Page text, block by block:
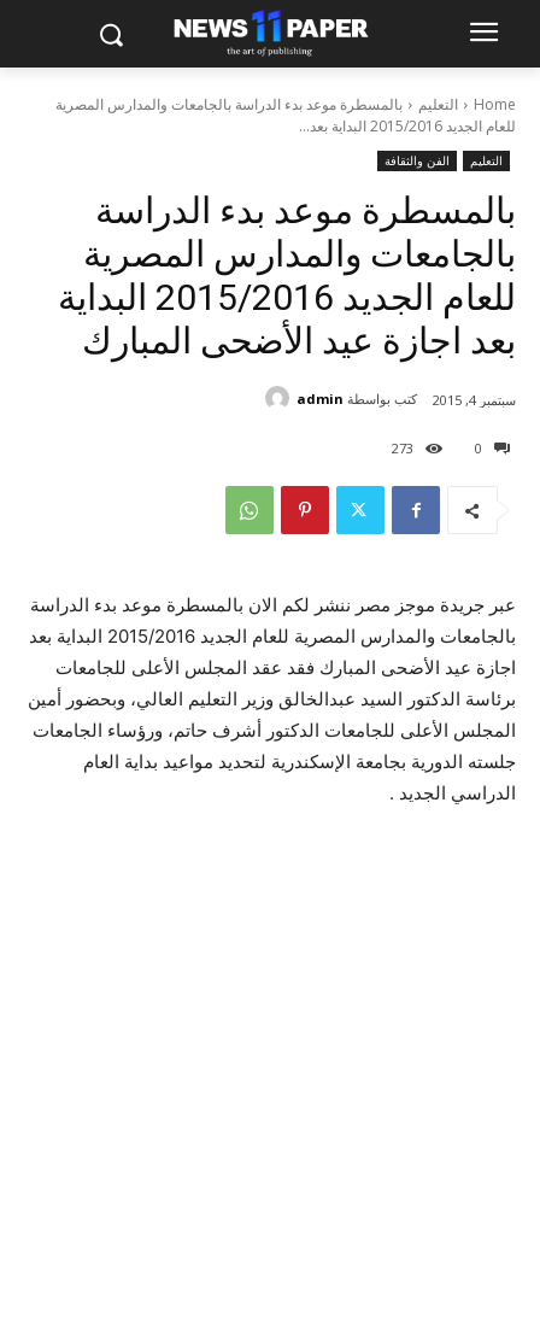
Home التعليم
بالمسطرة موعد بدء الدراسة بالجامعات والمدارس المصرية
للعام الجديد 2015/2016 البداية بعد...
التعليم الفن والثقافة
بالمسطرة موعد بدء الدراسة
بالجامعات والمدارس المصرية
للعام الجديد 2015/2016 البداية
بعد اجازة عيد الأضحى المبارك
0
273
سبتمبر 4, 2015 كتب بواسطة admin
عبر جريدة موجز مصر ننشر لكم الان بالمسطرة موعد بدء الدراسة
بالجامعات والمدارس المصرية للعام الجديد 2015/2016 البداية بعد
اجازة عيد الأضحى المبارك فقد عقد المجلس الأعلى للجامعات
برئاسة الدكتور السيد عبدالخالق وزير التعليم العالي، وبحضور أمين
المجلس الأعلى للجامعات الدكتور أشرف حاتم، ورؤساء الجامعات
جلسته الدورية بجامعة الإسكندرية لتحديد مواعيد بداية العام
الدراسي الجديد .